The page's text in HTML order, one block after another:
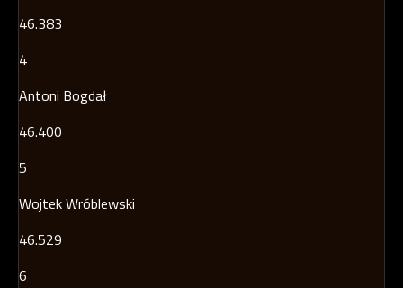
46.383
4
Antoni Bogdał
46.400
5
Wojtek Wróblewski
46.529
6